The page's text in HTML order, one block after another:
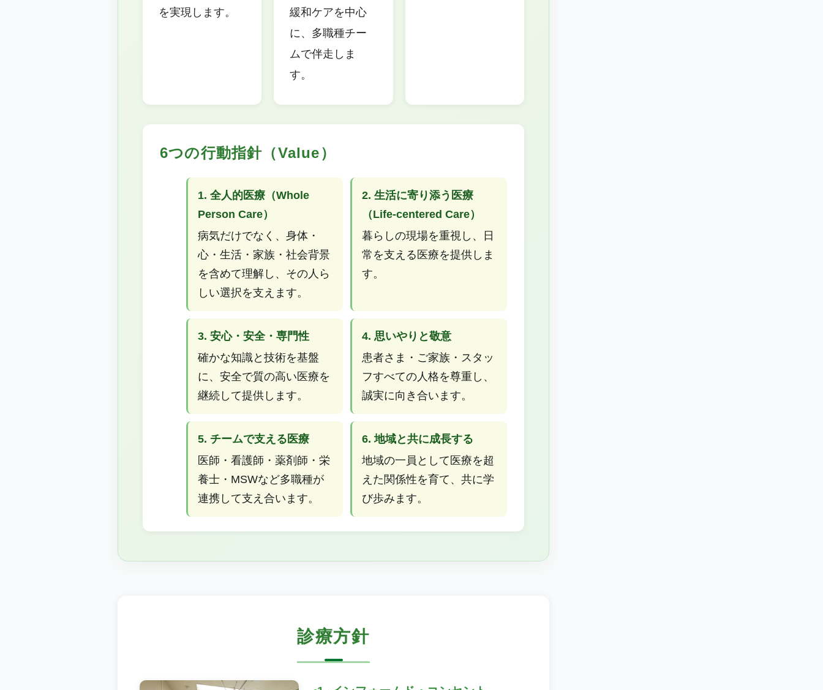
を実現します。
緩和ケアを中心
に、多職種チー
ムで伴走しま
す。
6つの行動指針（Value）
1. 全人的医療（Whole
Person Care）
病気だけでなく、身体・
心・生活・家族・社会背景
を含めて理解し、その人ら
しい選択を支えます。
2. 生活に寄り添う医療
（Life-centered Care）
暮らしの現場を重視し、日
常を支える医療を提供しま
す。
3. 安心・安全・専門性
確かな知識と技術を基盤
に、安全で質の高い医療を
継続して提供します。
4. 思いやりと敬意
患者さま・ご家族・スタッ
フすべての人格を尊重し、
誠実に向き合います。
5. チームで支える医療
医師・看護師・薬剤師・栄
養士・MSWなど多職種が
連携して支え合います。
6. 地域と共に成長する
地域の一員として医療を超
えた関係性を育て、共に学
び歩みます。
診療方針